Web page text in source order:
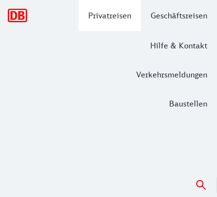
Privatreisen Geschäftsreisen
Hilfe & Kontakt
Verkehrsmeldungen
Baustellen